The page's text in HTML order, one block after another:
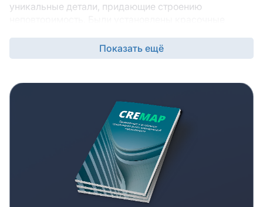
уникальные детали, придающие строению
вид строения. В офисном центре сдаются в аренду
целые офисные блоки кабинетной и смешанной
группа профессиональных дизайнеров. Сделан
качественный евроремонт всех помещений. Для
посетителей центра была создана специальная зона,
где они с комфортом могут расположиться, ожидая
своих партнеров. Вход в офисный центр происходит
только по пропускам. На каждом этаже здания
расположены особые зоны ресепшен, где находится
дежурный по этажу. Для обеспечения комфортной
работы арендаторов в офисном центре имеются
переговорные комнаты, конференц-зал с
Показать ещё